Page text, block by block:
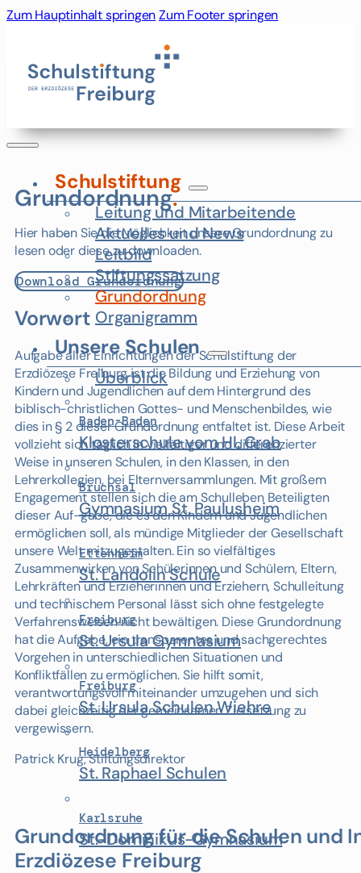
Zum Hauptinhalt springenZum Footer springen
Schulstiftung
Leitung und Mitarbeitende
Aktuelles und News
Leitbild
Stiftungssatzung
Grundordnung
Organigramm
Unsere Schulen
Überblick
Baden-Baden
Klosterschule vom Hl. Grab
Bruchsal
Gymnasium St. Paulusheim
Ettenheim
St. Landolin Schule
Freiburg
St. Ursula Gymnasium
Freiburg
St. Ursula Schulen Wiehre
Heidelberg
St. Raphael Schulen
Karlsruhe
St.-Dominikus-Gymnasium
Grundordnung.
Hier haben Sie die Möglichkeit unsere Grundordnung zu
lesen oder diese zu downloaden.
Download Grundordnung
Vorwort
Aufgabe aller Einrichtungen der Schulstiftung der
Erzdiözese Freiburg ist die Bildung und Erziehung von
Kindern und Jugendlichen auf dem Hintergrund des
biblisch-christlichen Gottes- und Menschenbildes, wie
dies in § 2 dieser Grundordnung entfaltet ist. Diese Arbeit
vollzieht sich täglich in vielfältiger und differenzierter
Weise in unseren Schulen, in den Klassen, in den
Lehrerkollegien, bei Elternversammlungen. Mit großem
Engagement stellen sich die am Schulleben Beteiligten
dieser Auf-gabe, die es den Kindern und Jugendlichen
ermöglichen soll, als mündige Mitglieder der Gesellschaft
unsere Welt mitzugestalten. Ein so vielfältiges
Zusammenwirken von Schülerinnen und Schülern, Eltern,
Lehrkräften und Erzieherinnen und Erziehern, Schulleitung
und technischem Personal lässt sich ohne festgelegte
Verfahrensweisen nicht bewältigen. Diese Grundordnung
hat die Aufgabe, ein transparentes und sachgerechtes
Vorgehen in unterschiedlichen Situationen und
Konfliktfällen zu ermöglichen. Sie hilft somit,
verantwortungsvoll miteinander umzugehen und sich
dabei gleichzeitig der gemeinsamen Zielsetzung zu
vergewissern.
Patrick Krug, Stiftungsdirektor
Grundordnung für die Schulen und
Erzdiözese Freiburg